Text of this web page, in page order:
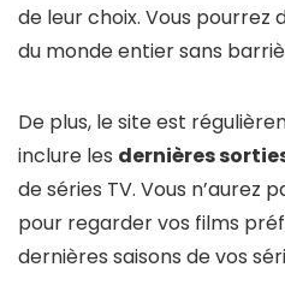
de leur choix. Vous
du monde entier sans
De plus, le site est
inclure les dernières
de séries TV. Vous n’aurez
pour regarder vos films
dernières saisons de vos